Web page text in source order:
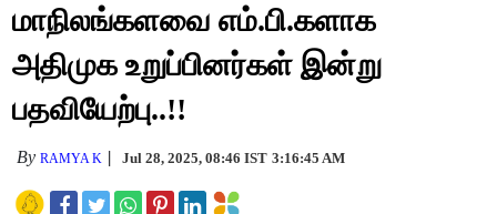
மாநிலங்களவை எம்.பி.களாக
அதிமுக உறுப்பினர்கள் இன்று
பதவியேற்பு..!!
ByRAMYA K Jul 28, 2025, 08:46 IST 3:16:45 AM